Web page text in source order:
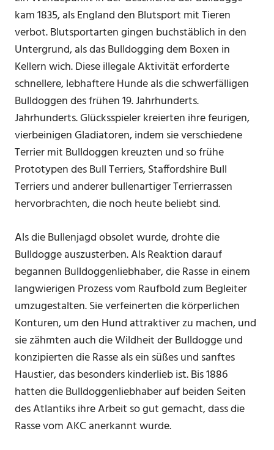
kam 1835, als England den Blutsport mit Tieren
verbot. Blutsportarten gingen buchstäblich in den
Untergrund, als das Bulldogging dem Boxen in
Kellern wich. Diese illegale Aktivität erforderte
schnellere, lebhaftere Hunde als die schwerfälligen
Bulldoggen des frühen 19. Jahrhunderts.
Jahrhunderts. Glücksspieler kreierten ihre feurigen,
vierbeinigen Gladiatoren, indem sie verschiedene
Terrier mit Bulldoggen kreuzten und so frühe
Prototypen des Bull Terriers, Staffordshire Bull
Terriers und anderer bullenartiger Terrierrassen
hervorbrachten, die noch heute beliebt sind.
Als die Bullenjagd obsolet wurde, drohte die
Bulldogge auszusterben. Als Reaktion darauf
begannen Bulldoggenliebhaber, die Rasse in einem
langwierigen Prozess vom Raufbold zum Begleiter
umzugestalten. Sie verfeinerten die körperlichen
Konturen, um den Hund attraktiver zu machen, und
sie zähmten auch die Wildheit der Bulldogge und
konzipierten die Rasse als ein süßes und sanftes
Haustier, das besonders kinderlieb ist. Bis 1886
hatten die Bulldoggenliebhaber auf beiden Seiten
des Atlantiks ihre Arbeit so gut gemacht, dass die
Rasse vom AKC anerkannt wurde.